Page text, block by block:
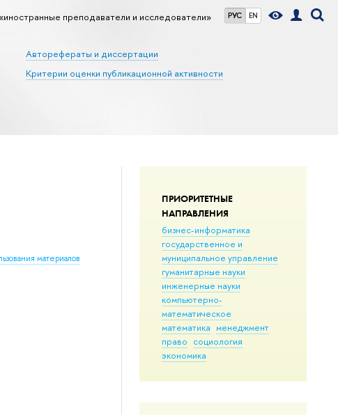
РУС EN
преподаватели и исследователи»
Авторефераты и диссертации
Критерии оценки публикационной активности
ПРИОРИТЕТНЫЕ
НАПРАВЛЕНИЯ
бизнес-информатика
государственное и
муниципальное управление
гуманитарные науки
инженерные науки
компьютерно-
математическое
математика менеджмент
право социология
экономика
материалов